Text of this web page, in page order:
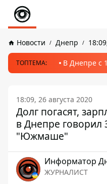
Новости Днепр
ТОПТЕМА: В Днепре с
18:09, 26 августа 2020
Долг погасят,
в Днепре говорил
"Южмаше"
Информатор
ЖУРНАЛИСТ